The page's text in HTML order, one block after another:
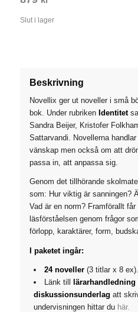
Slut i lager
Beskrivning
Novellix ger ut noveller i små
bok. Under rubriken Identitet
Sandra Beijer, Kristofer
Sattarvandi. Novellerna
vänskap men också om att
passa in, att anpassa sig.
Genom det tillhörande
som: Hur viktig är sanningen?
Vad är en norm? Framförallt
läsförståelsen genom frågor
förlopp, karaktärer, form,
I paketet ingår:
24 noveller (3 titlar x 8 ex).
Länk till lärarhandledning
diskussionsunderlag att
undervisningen hittar du här.